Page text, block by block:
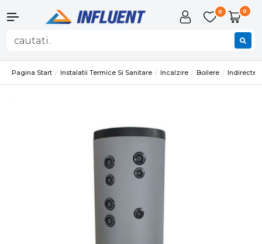
0 0
Pagina Start Instalatii Termice Si Sanitare Incalzire Boilere Indirecte